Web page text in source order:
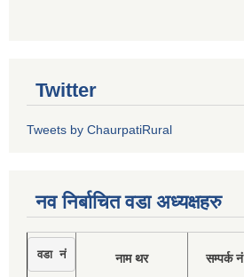
Twitter
Tweets by ChaurpatiRural
नव निर्बाचित वडा अध्यक्षहरु
वडा नं नाम थर सम्पर्क नं